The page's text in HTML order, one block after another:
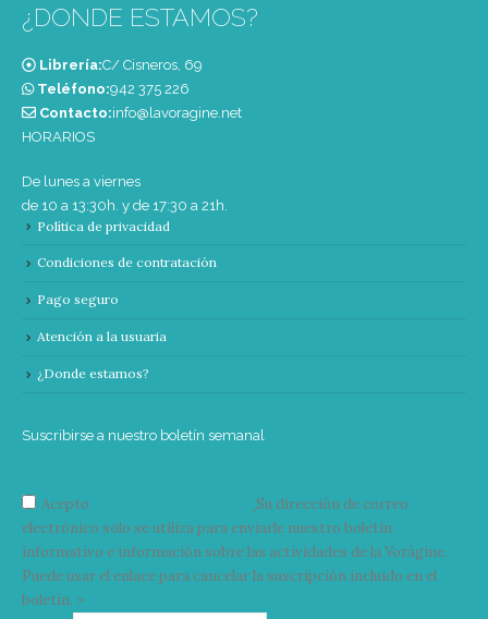
¿DONDE ESTAMOS?
Librería:C/ Cisneros, 69
Teléfono:‭942 375 226‬
Contacto:info@lavoragine.net
HORARIOS
De lunes a viernes
de 10 a 13:30h. y de 17:30 a 21h.
Política de privacidad
Condiciones de contratación
Pago seguro
Atención a la usuaria
¿Donde estamos?
Suscribirse a nuestro boletín semanal
Acepto
Su dirección de correo
electrónico solo se utiliza para enviarle nuestro boletín
informativo e información sobre las actividades de la Vorágine.
Puede usar el enlace para cancelar la suscripción incluido en el
boletín. >